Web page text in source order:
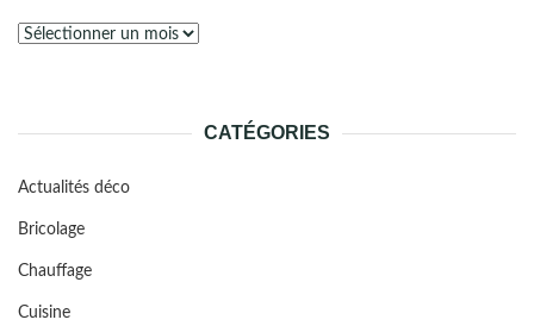
Archives
CATÉGORIES
Actualités déco
Bricolage
Chauffage
Cuisine